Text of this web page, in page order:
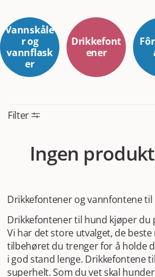
vet skal hunder drikke ganske
akkruat som deg foretrekker de
vann er ikke like fristende. Det er
hele tatt. Hundens instinkt sier at
fordi stillestående vann kan ha
Norge kan du kontakte oss. Vi
hund.Vannfontene til hund
utrolig smart og hjelpfull dings.
instinktivt skeptisk til å drikke
forbindes dette med fare for
om det selv, at folk som er ute i
rennende vann når de trenger
ikke den lille skålen med
innbydende for din firbente venn.
Vannskåle
r og
vannflask
er
Drikkefont
ener
Filter
Nytt
Lavest pris
Tilbud
Ingen
Drikkefontener og vannfontene til
Drikkefontener til hund kjøper du
Vi har det store utvalget, de
tilbehøret du trenger for å holde
i god stand lenge. Drikkefontene
superhelt. Som du vet skal